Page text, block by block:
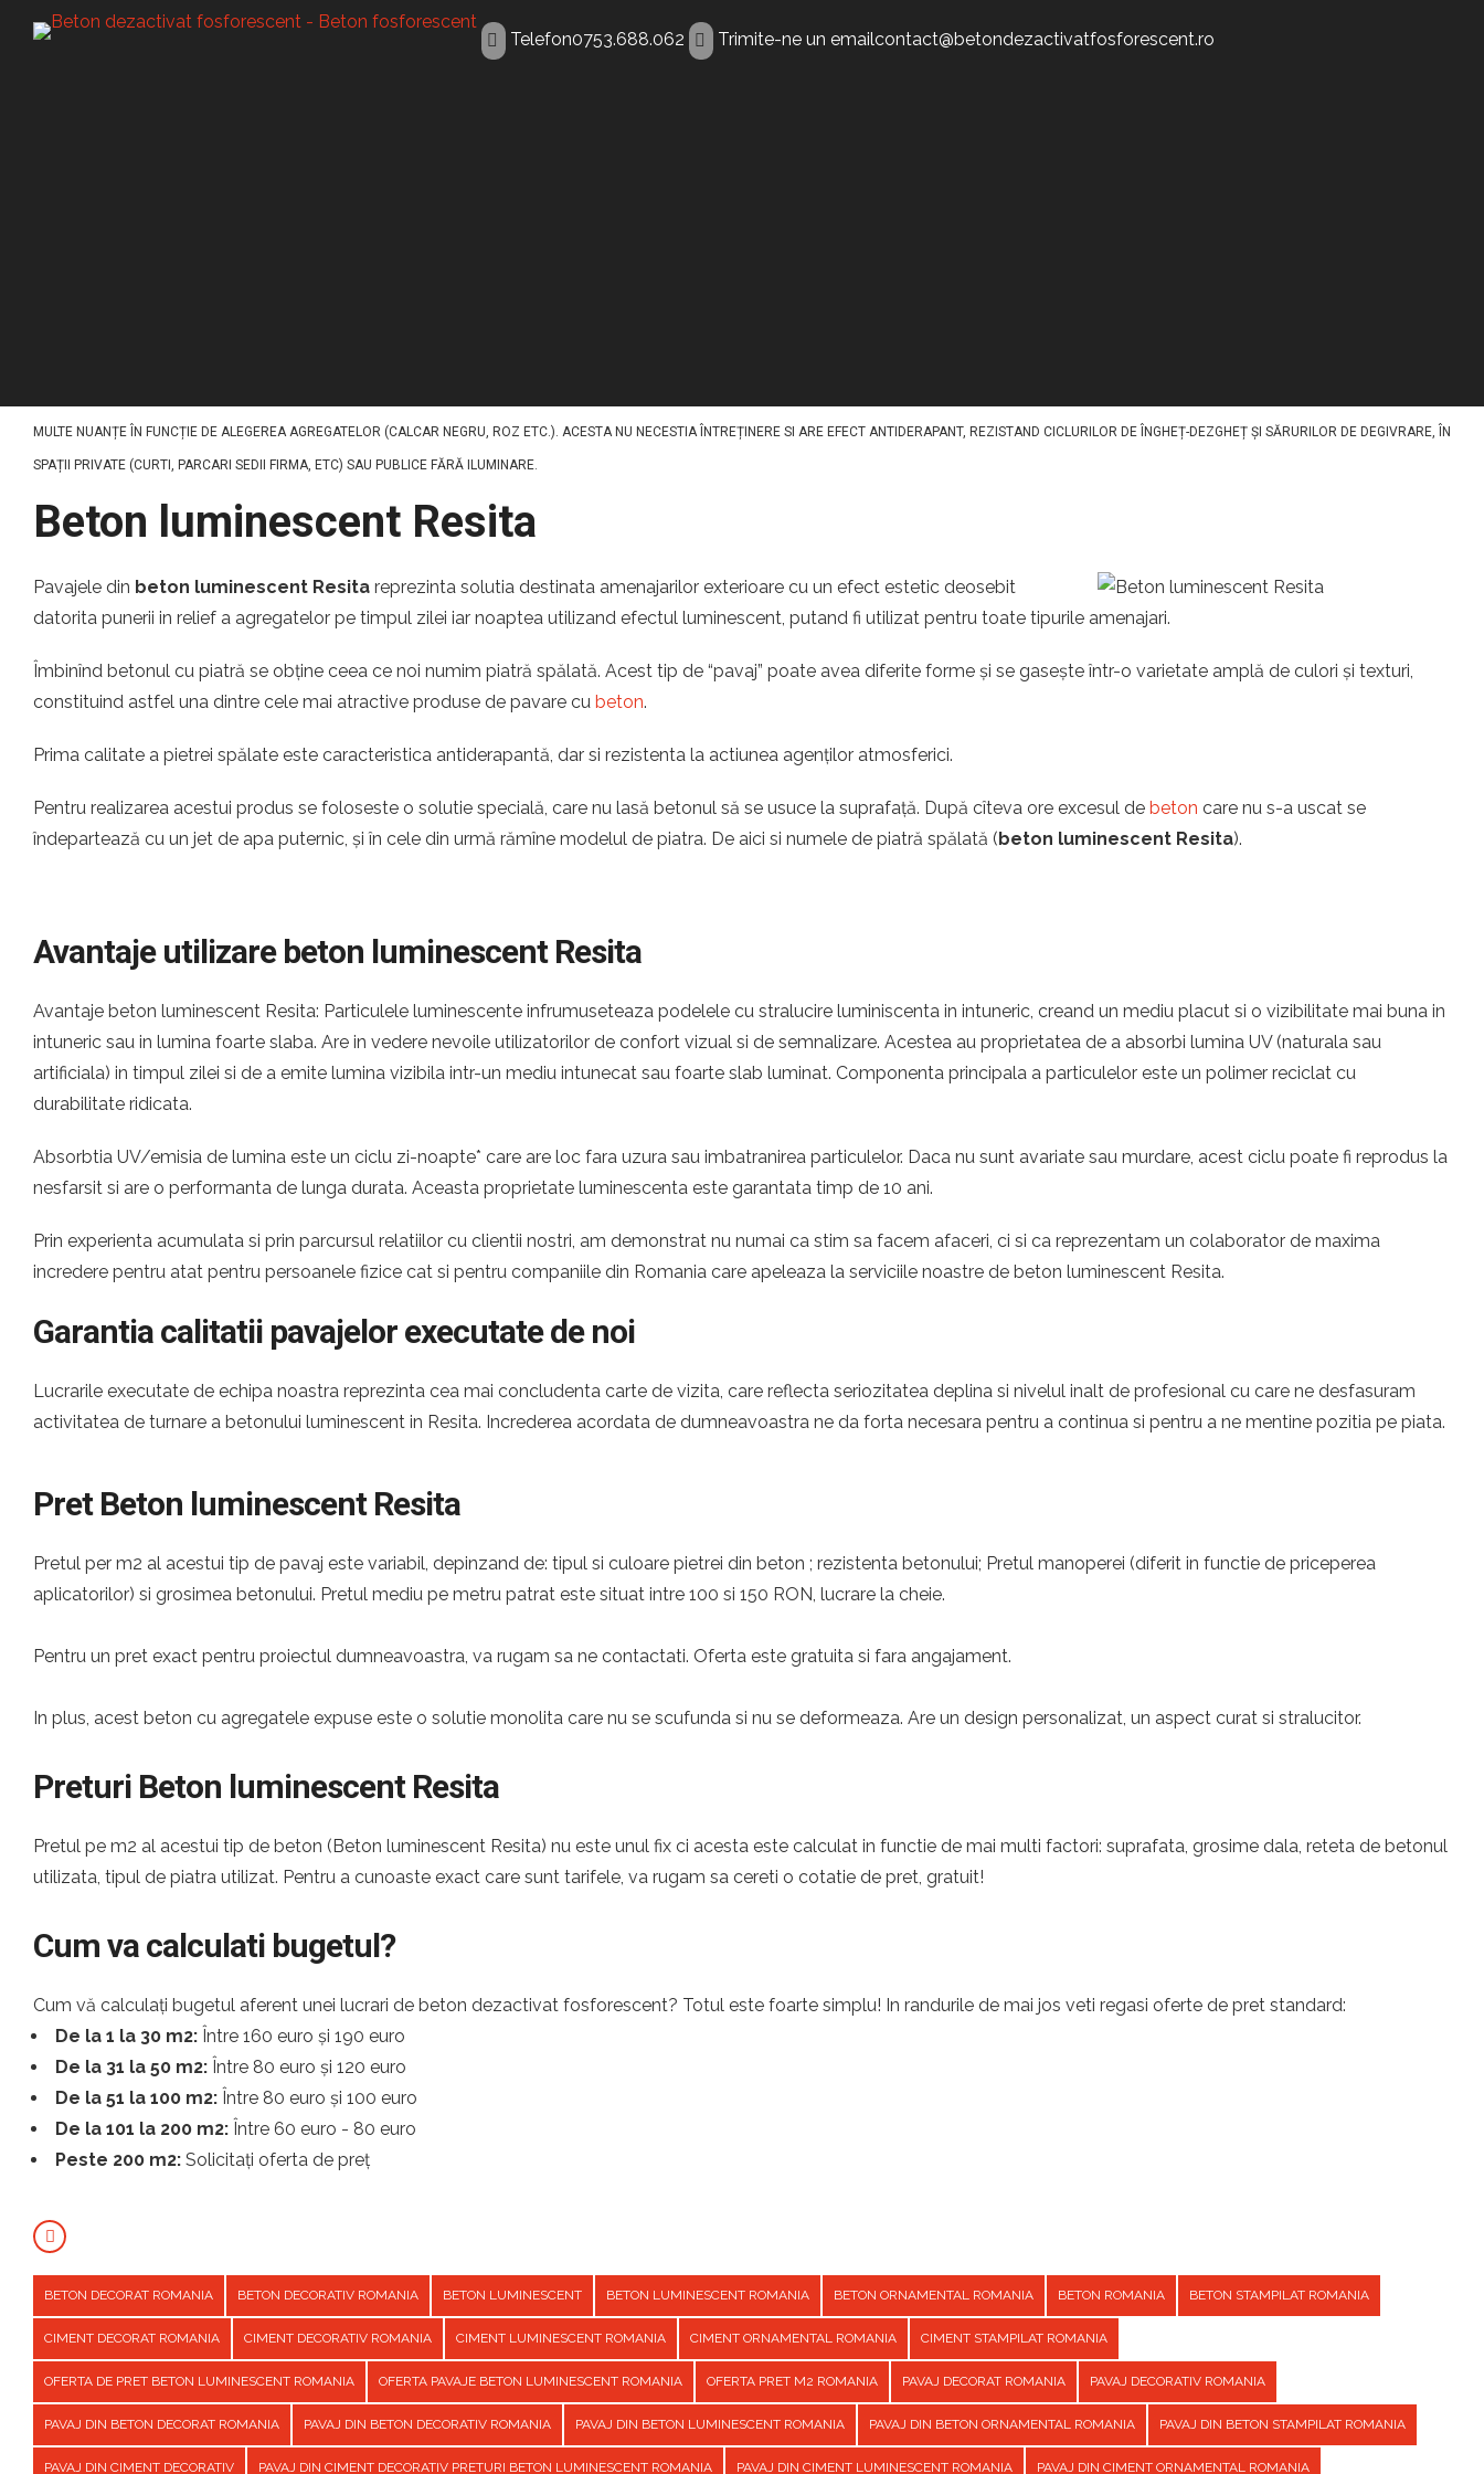
Telefon0753.688.062 Trimite-ne un emailcontact@betondezactivatfosforescent.ro
MULTE NUANȚE ÎN FUNCȚIE DE ALEGEREA AGREGATELOR (CALCAR NEGRU, ROZ ETC.). ACESTA NU NECESTIA ÎNTREȚINERE SI ARE EFECT ANTIDERAPANT, REZISTAND CICLURILOR DE ÎNGHEȚ-DEZGHEȚ ȘI SĂRURILOR DE DEGIVRARE, ÎN
SPAȚII PRIVATE (CURTI, PARCARI SEDII FIRMA, ETC) SAU PUBLICE FĂRĂ ILUMINARE.
Beton luminescent Resita
Pavajele din beton luminescent Resita reprezinta solutia destinata amenajarilor exterioare cu un efect estetic deosebit
datorita punerii in relief a agregatelor pe timpul zilei iar noaptea utilizand efectul luminescent, putand fi utilizat pentru toate tipurile amenajari.
Îmbinînd betonul cu piatră se obține ceea ce noi numim piatră spălată. Acest tip de “pavaj” poate avea diferite forme și se gasește într-o varietate amplă de culori și texturi,
constituind astfel una dintre cele mai atractive produse de pavare cu beton.
Prima calitate a pietrei spălate este caracteristica antiderapantă, dar si rezistenta la actiunea agenților atmosferici.
Pentru realizarea acestui produs se foloseste o solutie specială, care nu lasă betonul să se usuce la suprafață. După cîteva ore excesul de beton care nu s-a uscat se
îndepartează cu un jet de apa puternic, și în cele din urmă rămîne modelul de piatra. De aici si numele de piatră spălată (beton luminescent Resita).
Avantaje utilizare beton luminescent Resita
Avantaje beton luminescent Resita: Particulele luminescente infrumuseteaza podelele cu stralucire luminiscenta in intuneric, creand un mediu placut si o vizibilitate mai buna in
intuneric sau in lumina foarte slaba. Are in vedere nevoile utilizatorilor de confort vizual si de semnalizare. Acestea au proprietatea de a absorbi lumina UV (naturala sau
artificiala) in timpul zilei si de a emite lumina vizibila intr-un mediu intunecat sau foarte slab luminat. Componenta principala a particulelor este un polimer reciclat cu
durabilitate ridicata.
Absorbtia UV/emisia de lumina este un ciclu zi-noapte* care are loc fara uzura sau imbatranirea particulelor. Daca nu sunt avariate sau murdare, acest ciclu poate fi reprodus la
nesfarsit si are o performanta de lunga durata. Aceasta proprietate luminescenta este garantata timp de 10 ani.
Prin experienta acumulata si prin parcursul relatiilor cu clientii nostri, am demonstrat nu numai ca stim sa facem afaceri, ci si ca reprezentam un colaborator de maxima
incredere pentru atat pentru persoanele fizice cat si pentru companiile din Romania care apeleaza la serviciile noastre de beton luminescent Resita.
Garantia calitatii pavajelor executate de noi
Lucrarile executate de echipa noastra reprezinta cea mai concludenta carte de vizita, care reflecta seriozitatea deplina si nivelul inalt de profesional cu care ne desfasuram
activitatea de turnare a betonului luminescent in Resita. Increderea acordata de dumneavoastra ne da forta necesara pentru a continua si pentru a ne mentine pozitia pe piata.
Pret Beton luminescent Resita
Pretul per m2 al acestui tip de pavaj este variabil, depinzand de: tipul si culoare pietrei din beton ; rezistenta betonului; Pretul manoperei (diferit in functie de priceperea
aplicatorilor) si grosimea betonului. Pretul mediu pe metru patrat este situat intre 100 si 150 RON, lucrare la cheie.
Pentru un pret exact pentru proiectul dumneavoastra, va rugam sa ne contactati. Oferta este gratuita si fara angajament.
In plus, acest beton cu agregatele expuse este o solutie monolita care nu se scufunda si nu se deformeaza. Are un design personalizat, un aspect curat si stralucitor.
Preturi Beton luminescent Resita
Pretul pe m2 al acestui tip de beton (Beton luminescent Resita) nu este unul fix ci acesta este calculat in functie de mai multi factori: suprafata, grosime dala, reteta de betonul
utilizata, tipul de piatra utilizat. Pentru a cunoaste exact care sunt tarifele, va rugam sa cereti o cotatie de pret, gratuit!
Cum va calculati bugetul?
Cum vă calculați bugetul aferent unei lucrari de beton dezactivat fosforescent? Totul este foarte simplu! In randurile de mai jos veti regasi oferte de pret standard:
De la 1 la 30 m2: Între 160 euro și 190 euro
De la 31 la 50 m2: Între 80 euro și 120 euro
De la 51 la 100 m2: Între 80 euro și 100 euro
De la 101 la 200 m2: Între 60 euro - 80 euro
Peste 200 m2: Solicitați oferta de preț
BETON DECORAT ROMANIA BETON DECORATIV ROMANIA BETON LUMINESCENT BETON LUMINESCENT ROMANIA BETON ORNAMENTAL ROMANIA BETON ROMANIA BETON STAMPILAT ROMANIA
CIMENT DECORAT ROMANIA CIMENT DECORATIV ROMANIA CIMENT LUMINESCENT ROMANIA CIMENT ORNAMENTAL ROMANIA CIMENT STAMPILAT ROMANIA
OFERTA DE PRET BETON LUMINESCENT ROMANIA OFERTA PAVAJE BETON LUMINESCENT ROMANIA OFERTA PRET M2 ROMANIA PAVAJ DECORAT ROMANIA PAVAJ DECORATIV ROMANIA
PAVAJ DIN BETON DECORAT ROMANIA PAVAJ DIN BETON DECORATIV ROMANIA PAVAJ DIN BETON LUMINESCENT ROMANIA PAVAJ DIN BETON ORNAMENTAL ROMANIA PAVAJ DIN BETON STAMPILAT ROMANIA
PAVAJ DIN CIMENT DECORATIV PAVAJ DIN CIMENT DECORATIV PRETURI BETON LUMINESCENT ROMANIA PAVAJ DIN CIMENT LUMINESCENT ROMANIA PAVAJ DIN CIMENT ORNAMENTAL ROMANIA